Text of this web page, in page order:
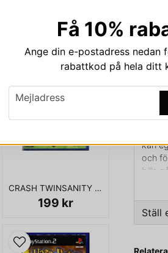
CRASH TWINSANITY PS2
199 kr
FIFA
kan
och
bills
På
Ställ
Få 10%
Ange din e-postadress nedan
rabattkod på hela ditt
email
Mejladress